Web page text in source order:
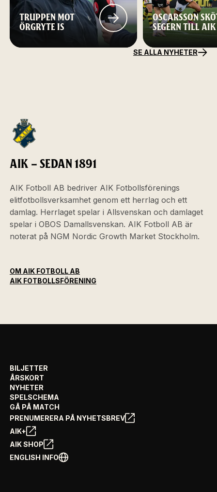
TRUPPEN MOT
ÖRGRYTE IS
OSCARSSON
SEGERN TILL AIK
SE ALLA NYHETER
AIK – SEDAN 1891
AIK Fotboll AB bedriver AIK Fotbollsförenings
elitfotbollsverksamhet genom ett herrlag och ett
damlag. Herrlaget spelar i Allsvenskan och damlaget
spelar i OBOS Damallsvenskan. AIK Fotboll AB är
noterat på NGM Nordic Growth Market Stockholm.
OM AIK FOTBOLL AB
AIK FOTBOLLSFÖRENING
BILJETTER
ÅRSKORT
NYHETER
SPELSCHEMA
GÅ PÅ MATCH
PRENUMERERA PÅ NYHETSBREV
AIK+
AIK SHOP
ENGLISH INFO